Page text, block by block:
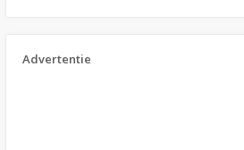
Advertentie